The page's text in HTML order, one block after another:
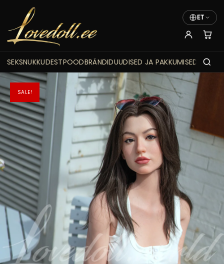
ET
SEKSNUKKUDESTPOODBRÄNDIDUUDISED JA PAKKUMISED
SALE!